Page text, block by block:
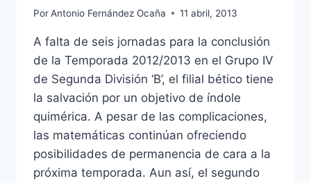
PorAntonio Fernández Ocaña 11 abril, 2013
A falta de seis jornadas para la conclusión
de la Temporada 2012/2013 en el Grupo IV
de Segunda División ‘B’, el filial bético tiene
la salvación por un objetivo de índole
quimérica. A pesar de las complicaciones,
las matemáticas continúan ofreciendo
posibilidades de permanencia de cara a la
próxima temporada. Aun así, el segundo